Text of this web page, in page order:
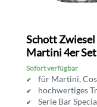
Schott Zwiesel
Martini 4er Set
Sofort verfügbar
für Martini,
hochwertiges
Serie Bar